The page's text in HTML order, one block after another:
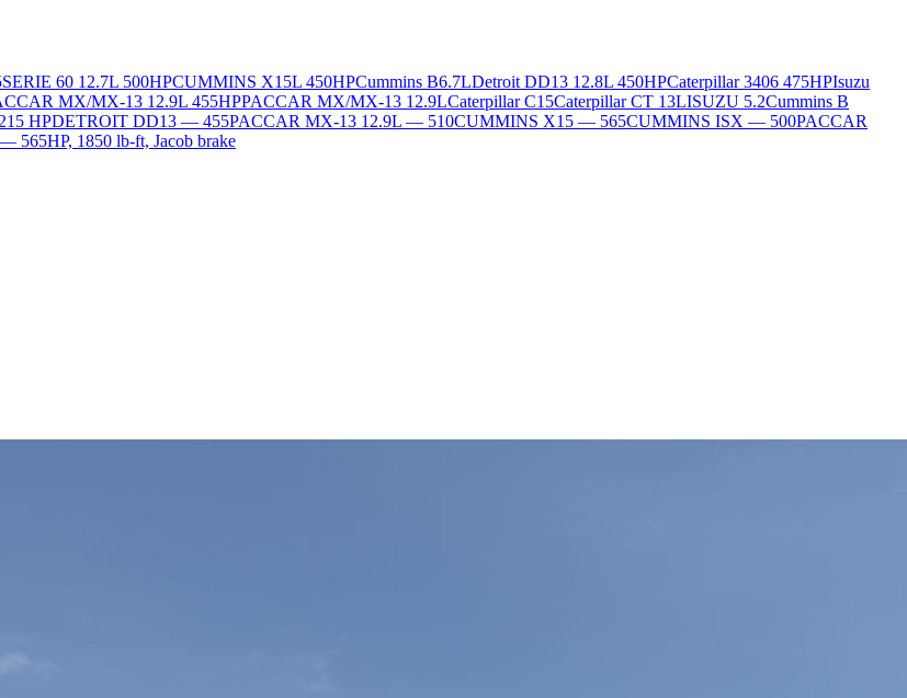
SERIE 60 12.7L 500HPCUMMINS X15L 450HPCummins B6.7LDetroit DD13 12.8L 450HPCaterpillar 3406 475HPIsuzu
MX/MX-13 12.9L 455HPPACCAR MX/MX-13 12.9LCaterpillar C15Caterpillar CT 13LISUZU 5.2Cummins B
HPDETROIT DD13 — 455PACCAR MX-13 12.9L — 510CUMMINS X15 — 565CUMMINS ISX — 500PACCAR
565HP, 1850 lb-ft, Jacob brake